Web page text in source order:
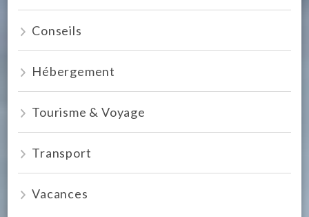
Conseils
Hébergement
Tourisme & Voyage
Transport
Vacances